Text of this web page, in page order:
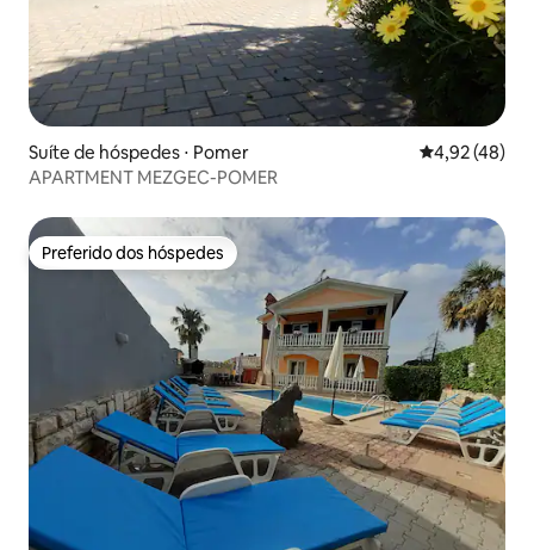
Suíte de hóspedes ⋅ Pomer 4,92 de uma
4,92 (48)
APARTMENT MEZGEC-POMER
Preferido dos hóspedes
Preferido dos hóspedes